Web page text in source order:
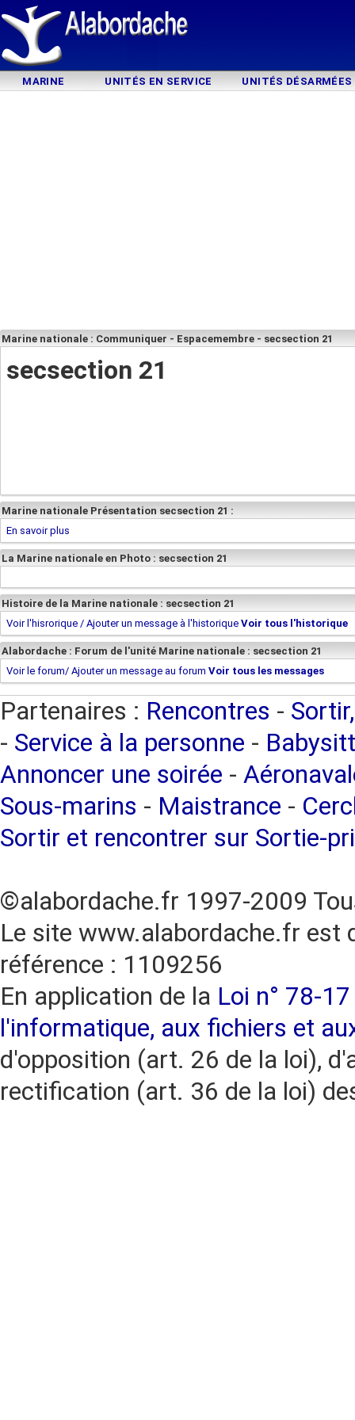
MARINE UNITÉS EN SERVICE UNITÉS DÉSARMÉES
Marine nationale : Communiquer - Espacemembre - secsection 21
secsection 21
Marine nationale Présentation secsection 21 :
En savoir plus
La Marine nationale en Photo : secsection 21
Histoire de la Marine nationale : secsection 21
Voir l'hisrorique / Ajouter un message à l'historique Voir tous l'historique
Alabordache : Forum de l'unité Marine nationale : secsection 21
Voir le forum/ Ajouter un message au forum Voir tous les messages
Partenaires : Rencontres -
- Service à la personne -
Annoncer une soirée -
Sous-marins - Maistrance -
Sortir et rencontrer sur Sortie-
©alabordache.fr 1997-2009
Le site www.alabordache.fr est
référence : 1109256
En application de la Loi n° 78-
l'informatique, aux fichiers et
d'opposition (art. 26 de la loi),
rectification (art. 36 de la loi)